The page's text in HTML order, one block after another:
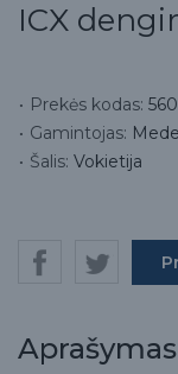
ICX
Prekės kodas:
Gamintojas:
Šalis: Vokietija
Aprašymas